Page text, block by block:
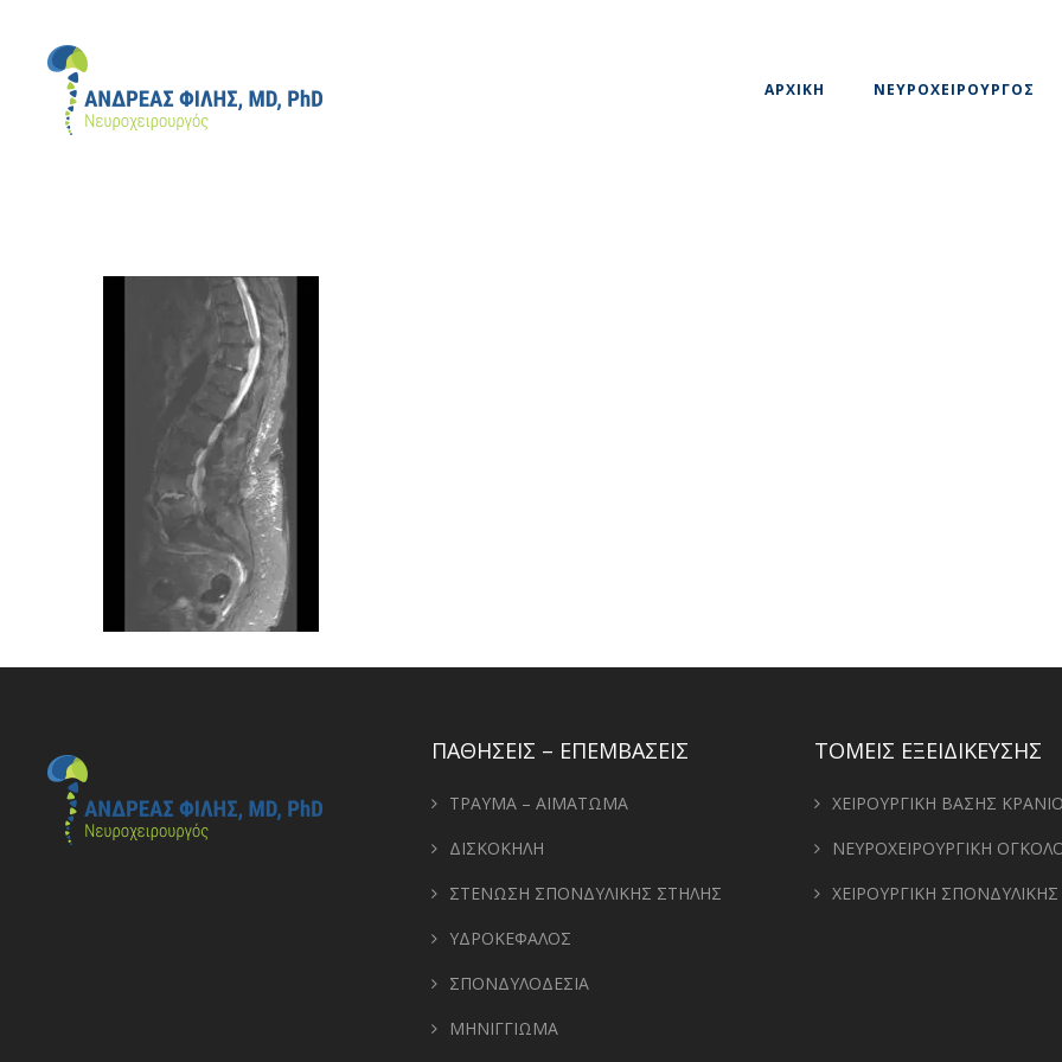
ΑΡΧΙΚΗ ΝΕΥΡΟΧΕΙΡΟΥΡΓΟΣ
ΠΑΘΗΣΕΙΣ – ΕΠΕΜΒΑΣΕΙΣ
ΤΡΑΥΜΑ – ΑΙΜΑΤΩΜΑ
ΔΙΣΚΟΚΗΛΗ
ΣΤΕΝΩΣΗ ΣΠΟΝΔΥΛΙΚΗΣ ΣΤΗΛΗΣ
ΥΔΡΟΚΕΦΑΛΟΣ
ΣΠΟΝΔΥΛΟΔΕΣΙΑ
ΜΗΝΙΓΓΙΩΜΑ
ΤΟΜΕΙΣ ΕΞΕΙΔΙΚΕΥΣΗΣ
ΧΕΙΡΟΥΡΓΙΚΗ ΒΑΣΗΣ
ΝΕΥΡΟΧΕΙΡΟΥΡΓΙΚΗ
ΧΕΙΡΟΥΡΓΙΚΗ